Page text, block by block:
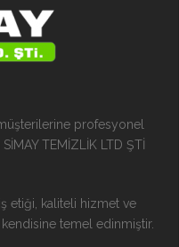
profesyonel
TEMİZLİK LTD ŞTİ
etiği, kaliteli hizmet ve
temel edinmiştir.